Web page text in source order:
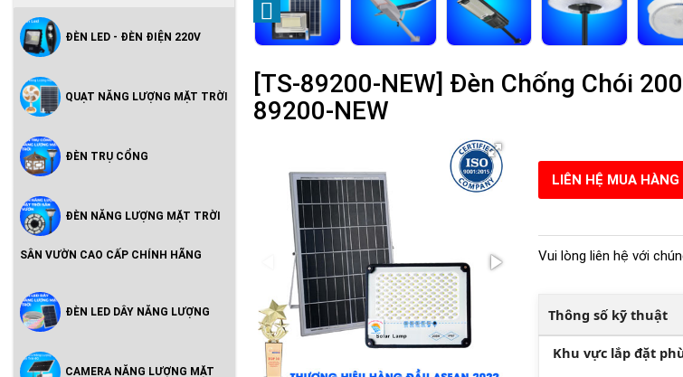
ĐÈN LED - ĐÈN ĐIỆN 220V
Hoàng Quốc Bảo - Độ Sáng Cao,
QUẠT NĂNG LƯỢNG MẶT TRỜI
ĐÈN TRỤ CỔNG
ĐÈN NĂNG LƯỢNG MẶT TRỜI
SÂN VƯỜN CAO CẤP CHÍNH HÃNG
ĐÈN LED DÂY NĂNG LƯỢNG
CAMERA NĂNG LƯỢNG MẶT
[TS-89200-NEW] Đèn Chống Chói
89200-NEW
LIÊN HỆ MUA HÀNG
Vui lòng liên hệ với
Thông số kỹ thuật
Khu vực lắp đặt